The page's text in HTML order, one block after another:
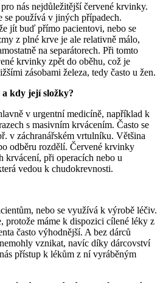
nás nejdůležitější červené krvinky.
se používá v jiných případech.
jít buď přímo pacientovi, nebo se
z plné krve je ale relativně málo,
na separátorech. Při tomto
krvinky zpět do oběhu, což je
zásobami železa, tedy často u žen.
kdy její složky?
v urgentní medicíně, například k
s masivním krvácením. Často se
v záchranářském vrtulníku. Většina
odběru rozdělí. Červené krvinky
krvácení, při operacích nebo u
vedou k chudokrevnosti.
nebo se využívá k výrobě léčiv.
protože máme k dispozici cílené léky z
často výhodnější. A bez dárců
vznikat, navíc díky dárcovství
přístup k lékům z ní vyráběným